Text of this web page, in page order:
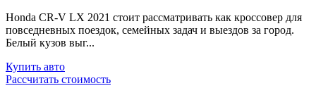
Honda CR-V LX 2021 стоит рассматривать как кроссовер для
повседневных поездок, семейных задач и выездов за город.
Белый кузов выг...
Купить авто
Рассчитать стоимость